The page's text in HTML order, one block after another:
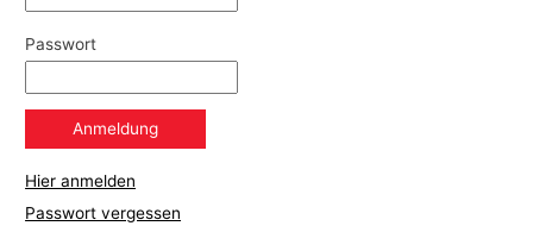
Passwort
Hier anmelden
Passwort vergessen